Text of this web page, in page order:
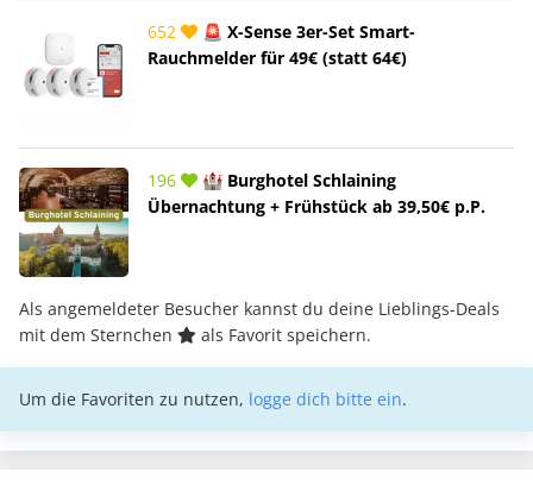
652
🚨 X-Sense 3er-Set Smart-
Rauchmelder für 49€ (statt 64€)
196
🏰 Burghotel Schlaining
Übernachtung + Frühstück ab 39,50€ p.P.
Als angemeldeter Besucher kannst du deine Lieblings-Deals
mit dem Sternchen
als Favorit speichern.
Um die Favoriten zu nutzen, logge dich bitte ein.